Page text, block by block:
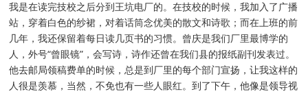
我是在读完技校之后分到王坑电厂的。在技校的时候，我加入了广播
站，穿着白色的纱裙，对着话筒念优美的散文和诗歌；而在上班的前
几年，我还保留着每日读几页书的习惯。曾庆是我们厂里最博学的
人，外号“曾眼镜”，会写诗，诗作还曾在我们县的报纸副刊发表过。
他去邮局领稿费单的时候，总是到厂里的每个部门宣扬，让我这样的
人很是羡慕，当然，不免也有一些人眼红。到了下午，他像是领导视